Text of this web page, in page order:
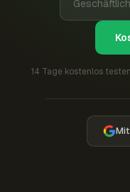
14 Tage kostenlos